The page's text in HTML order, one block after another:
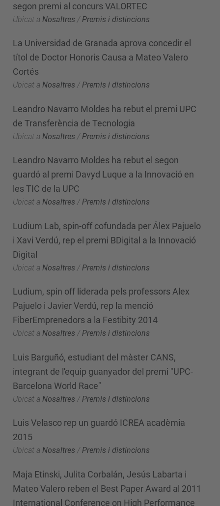
segon premi al concurs VALORTEC
Ubicat a Nosaltres / Premis i distincions
La Universidad de Granada aprova concedir el
títol de Doctor Honoris Causa a Mateo Valero
Cortés
Ubicat a Nosaltres /Premis i distincions
Leandro Navarro Moldes ha rebut el premi UPC
de Transferència de Tecnologia
Ubicat a Nosaltres / Premis i distincions
Leandro Navarro Moldes ha rebut el segon
guardó al premi Davyd Luque a la Innovació en
les TIC de la UPC
Ubicat a Nosaltres /Premis i distincions
Ludium Lab, spin-off cofundada per Álex Pajuelo
i Xavi Verdú, rep el premi BDigital a la Innovació
Digital
Ubicat a Nosaltres / Premis i distincions
Ludium, spin off liderada pels professors Alex
Pajuelo i Javier Verdú, rep la menció
FiberEmprenedors a la Festibity 2014
Ubicat a Nosaltres /Premis i distincions
Luis Barguñó, estudiant del màster CANS,
integrant de l'equip guanyador del premi "UPC-
Barcelona World Race"
Ubicat a Nosaltres / Premis i distincions
Luis Velasco rep un guardó ICREA acadèmia
2015
Ubicat a Nosaltres /Premis i distincions
Maja Etinski, Julita Corbalán, Jesús Labarta i
Mateo Valero reben el Best Paper Award al 2011
International Conference on High Performance